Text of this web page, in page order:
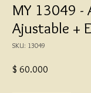
MY 13049 -
Ajustable +
SKU: 13049
$ 60.000